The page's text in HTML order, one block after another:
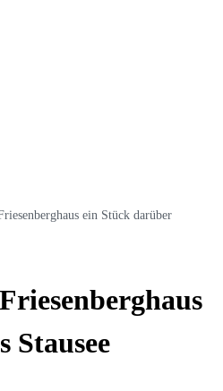
ein Stück darüber
Stausee